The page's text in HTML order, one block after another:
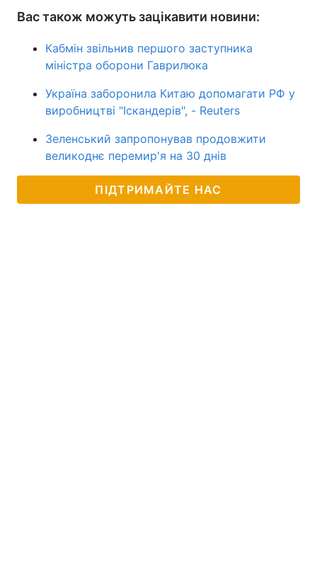
Вас також можуть зацікавити новини:
Кабмін звільнив першого заступника
міністра оборони Гаврилюка
Україна заборонила Китаю допомагати РФ у
виробництві "Іскандерів", - Reuters
Зеленський запропонував продовжити
великоднє перемир'я на 30 днів
ПІДТРИМАЙТЕ НАС